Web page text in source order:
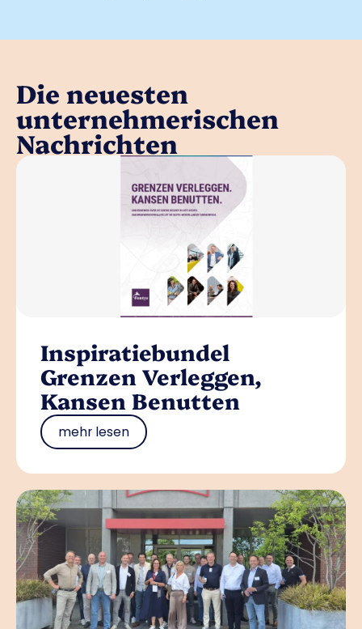
Die neuesten
unternehmerischen
Nachrichten
Inspiratiebundel
Grenzen Verleggen,
Kansen Benutten
mehr lesen